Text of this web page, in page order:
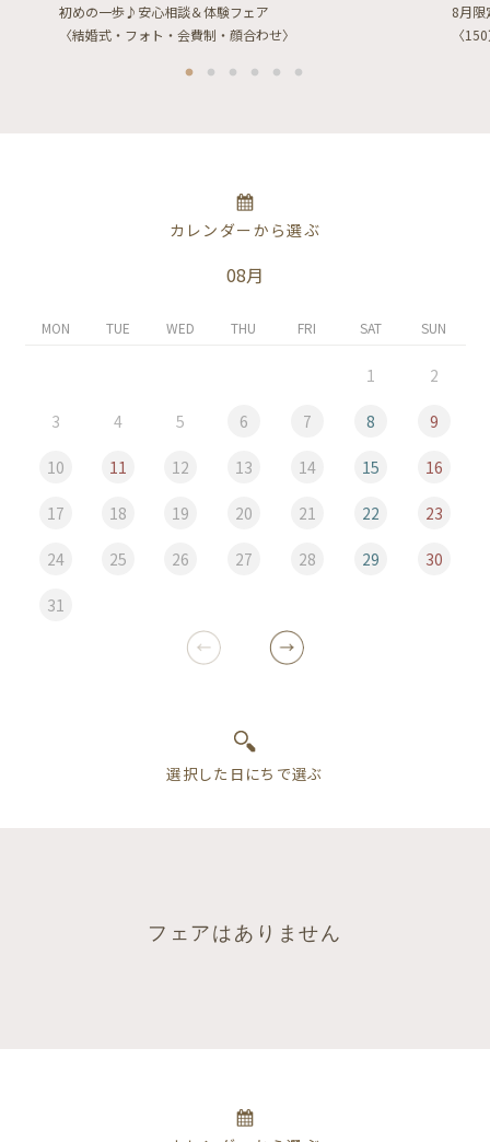
初めの一歩♪安心相談＆体験フェア
〈結婚式・フォト・会費制・顔合わせ〉
8月限
〈
カレンダーから選ぶ
08月
MON TUE WED THU FRI SAT SUN
1 2
3 4 5 6 7 8 9
10 11 12 13 14 15 16
17 18 19 20 21 22 23
24 25 26 27 28 29 30
31
フェアはありません